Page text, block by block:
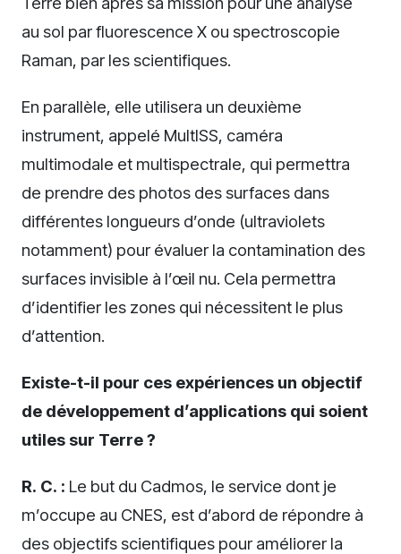
au sol par fluorescence X ou spectroscopie
Raman, par les scientifiques.
En parallèle, elle utilisera un deuxième
instrument, appelé MultISS, caméra
multimodale et multispectrale, qui permettra
de prendre des photos des surfaces dans
différentes longueurs d’onde (ultraviolets
notamment) pour évaluer la contamination des
surfaces invisible à l’œil nu. Cela permettra
d’identifier les zones qui nécessitent le plus
d’attention.
Existe-t-il pour ces expériences un objectif
de développement d’applications qui soient
utiles sur Terre ?
R. C. : Le but du Cadmos, le service dont je
m’occupe au CNES, est d’abord de répondre à
des objectifs scientifiques pour améliorer la